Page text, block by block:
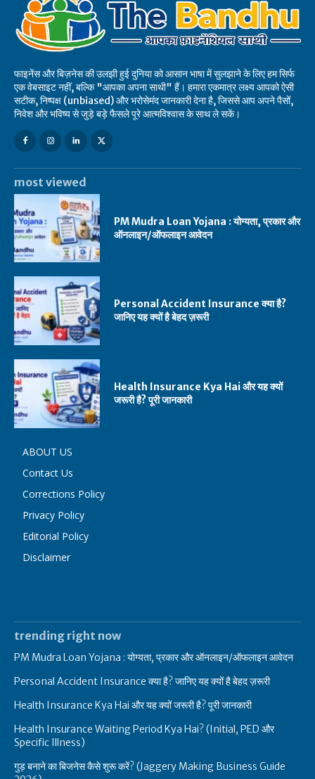
फाइनेंस और बिज़नेस की उलझी हुई दुनिया को आसान भाषा में सुलझाने के लिए हम सिर्फ
एक वेबसाइट नहीं, बल्कि "आपका अपना साथी" हैं। हमारा एकमात्र लक्ष्य आपको ऐसी
सटीक, निष्पक्ष (unbiased) और भरोसेमंद जानकारी देना है, जिससे आप अपने पैसों,
निवेश और भविष्य से जुड़े बड़े फैसले पूरे आत्मविश्वास के साथ ले सकें।
most viewed
PM Mudra Loan Yojana : योग्यता, प्रकार और
ऑनलाइन/ऑफलाइन आवेदन
Personal Accident Insurance क्या है?
जानिए यह क्यों है बेहद ज़रूरी
Health Insurance Kya Hai और यह क्यों
जरूरी है? पूरी जानकारी
ABOUT US
Contact Us
Corrections Policy
Privacy Policy
Editorial Policy
Disclaimer
trending right now
PM Mudra Loan Yojana : योग्यता, प्रकार और ऑनलाइन/ऑफलाइन आवेदन
Personal Accident Insurance क्या है? जानिए यह क्यों है बेहद ज़रूरी
Health Insurance Kya Hai और यह क्यों जरूरी है? पूरी जानकारी
Health Insurance Waiting Period Kya Hai? (Initial, PED और
Specific Illness)
गुड़ बनाने का बिजनेस कैसे शुरू करें? (Jaggery Making Business Guide